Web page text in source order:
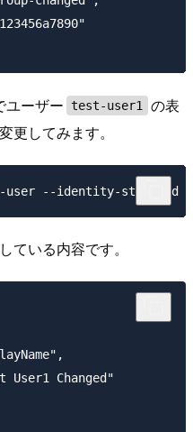
ユーザー test-user1
の表
更してみます。
ている内容です。
User1 Changed"